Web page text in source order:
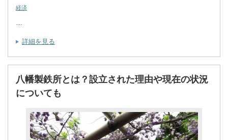
経済
…
詳細を見る
八幡製鉄所とは？設立された理由や現在の状況
についても